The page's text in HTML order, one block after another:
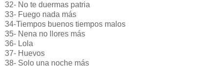
32- No te duermas patria
33- Fuego nada más
34-Tiempos buenos tiempos malos
35- Nena no llores más
36- Lola
37- Huevos
38- Solo una noche más